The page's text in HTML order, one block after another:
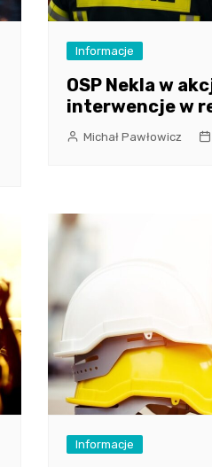
Informacje
OSP Nekla w
interwencje w
Michał Pawłowicz
Informacje